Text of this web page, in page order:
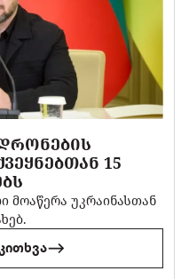
15
მოაწერა უკრაინასთან